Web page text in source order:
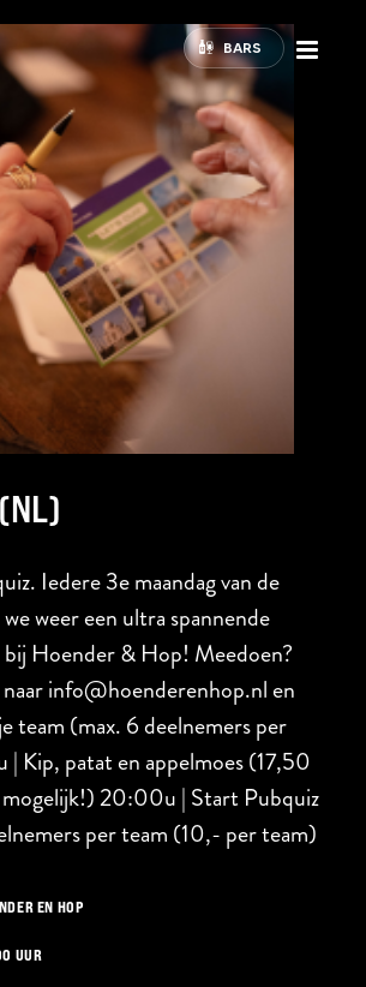
BARS
Iedere 3e maandag van de
weer een ultra spannende
bij Hoender & Hop! Meedoen?
info@hoenderenhop.nl en
team (max. 6 deelnemers per
Kip, patat en appelmoes (17,50
20:00u | Start Pubquiz
per team (10,- per team)
EN HOP
UUR